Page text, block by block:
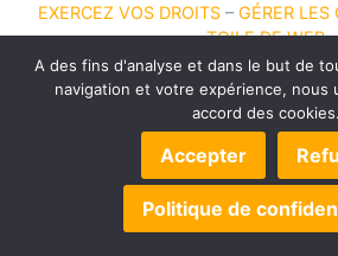
EXERCEZ VOS DROITS– GÉRER LES
TOILE DE WEB
A des fins d'analyse et dans le but de
navigation et votre expérience, nous
accord des cookies.
Accepter
Politique de